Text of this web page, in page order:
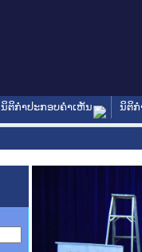
ນິຕິກໍາປະກອບຄໍາເຫັນ ນິຕິກໍ